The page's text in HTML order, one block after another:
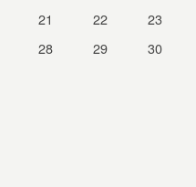
21 22
23
28 29
30